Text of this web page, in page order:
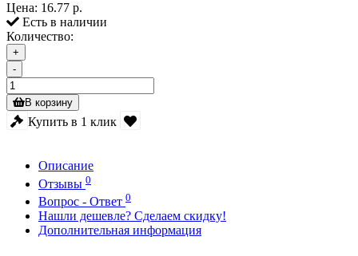
Цена: 16.77 р.
Есть в наличии
Количество:
+
-
В корзину
Купить в 1 клик
Описание
Отзывы 0
Вопрос - Ответ 0
Нашли дешевле? Сделаем скидку!
Дополнительная информация